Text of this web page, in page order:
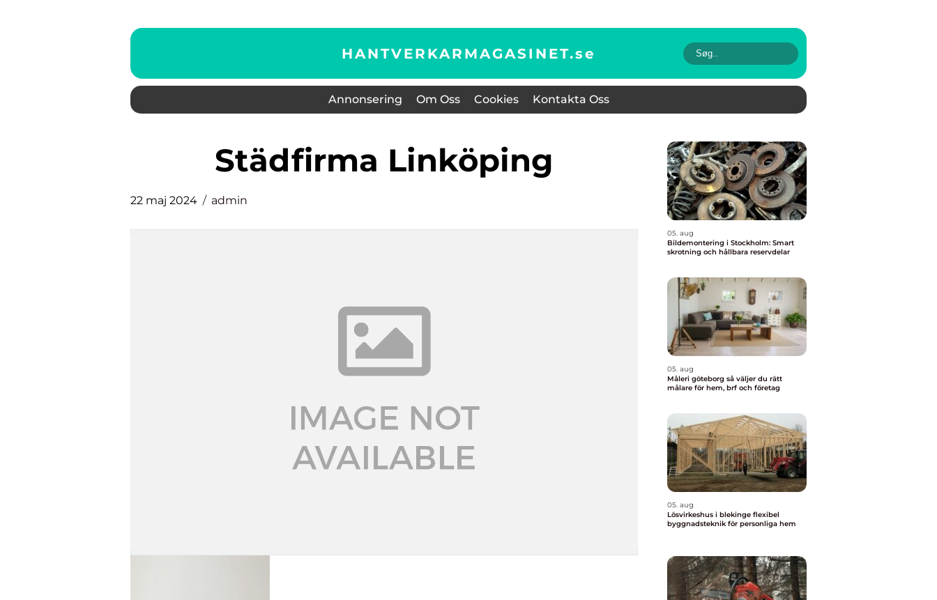
HANTVERKARMAGASINET.se
Annonsering Om Oss Cookies Kontakta Oss
städfirma Linköping
22 maj 2024 admin
05. aug
Bildemontering i Stockholm: Smart
skrotning och hållbara reservdelar
05. aug
Måleri göteborg så väljer du rätt
målare för hem, brf och företag
05. aug
Lösvirkeshus i blekinge flexibel
byggnadsteknik för personliga hem